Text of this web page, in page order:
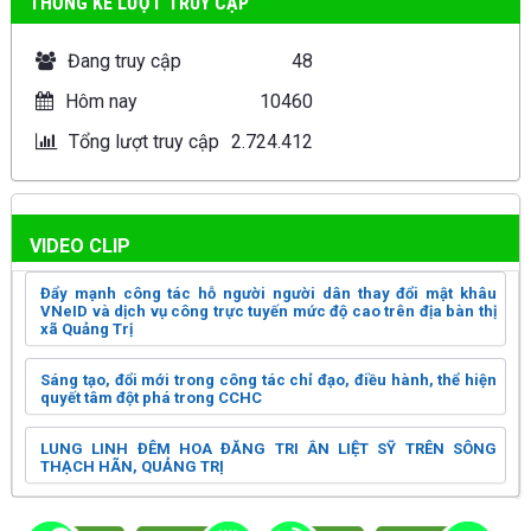
Đang truy cập
48
Hôm nay
10460
Tổng lượt truy cập 2.724.412
VIDEO CLIP
Đẩy mạnh công tác hỗ người người dân thay đổi mật khâu
VNeID và dịch vụ công trực tuyến mức độ cao trên địa bàn thị
xã Quảng Trị
Sáng tạo, đổi mới trong công tác chỉ đạo, điều hành, thể hiện
quyết tâm đột phá trong CCHC
LUNG LINH ĐÊM HOA ĐĂNG TRI ÂN LIỆT SỸ TRÊN SÔNG
THẠCH HÃN, QUẢNG TRỊ